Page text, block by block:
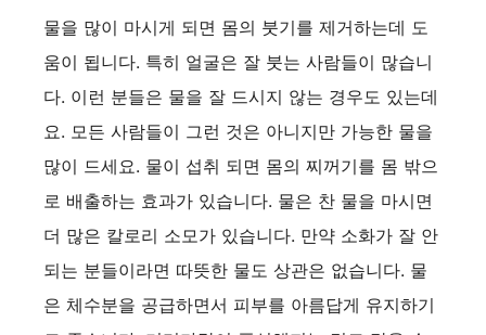
물을 많이 마시게 되면 몸의 붓기를 제거하는데 도
움이 됩니다. 특히 얼굴은 잘 붓는 사람들이 많습니
다. 이런 분들은 물을 잘 드시지 않는 경우도 있는데
요. 모든 사람들이 그런 것은 아니지만 가능한 물을
많이 드세요. 물이 섭취 되면 몸의 찌꺼기를 몸 밖으
로 배출하는 효과가 있습니다. 물은 찬 물을 마시면
더 많은 칼로리 소모가 있습니다. 만약 소화가 잘 안
되는 분들이라면 따뜻한 물도 상관은 없습니다. 물
은 체수분을 공급하면서 피부를 아름답게 유지하기